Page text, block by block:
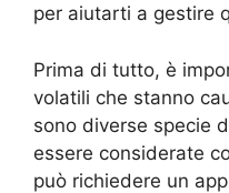
per aiutarti a gestire
Prima di tutto, è
volatili che stanno
sono diverse specie
essere considerate
può richiedere un